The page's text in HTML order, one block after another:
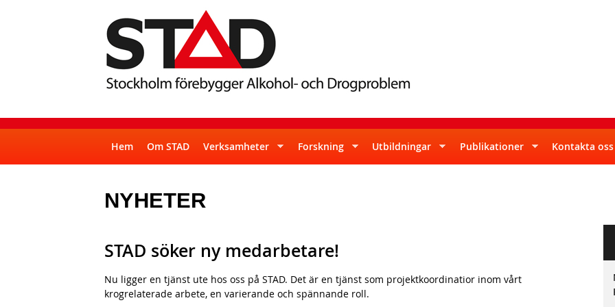
S
T
D
S
u
e
f
s
Hem Om STAD Verksamheter Forskning Utbildningar Publikationer Kontakta oss
NYHETER
STAD söker ny medarbetare!
Nu ligger en tjänst ute hos oss på STAD. Det är en tjänst som projektkoordinatior inom vårt
krogrelaterade arbete, en varierande och spännande roll.